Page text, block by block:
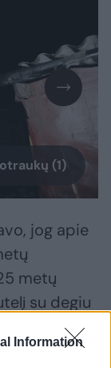
Information
(1)
jog apie
metų
su degiu